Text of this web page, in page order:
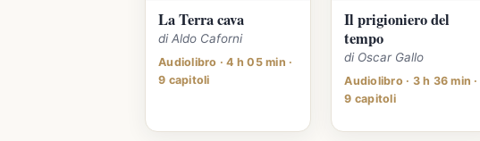
La Terra cava
di Aldo Caforni
Audiolibro · 4 h 05 min ·
9 capitoli
Il prigioniero del
tempo
di Oscar Gallo
Audiolibro · 3 h 36 min ·
9 capitoli